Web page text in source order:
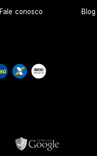
Fale conosco Blog